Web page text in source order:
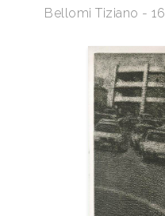
Bellomi Tiziano - 16